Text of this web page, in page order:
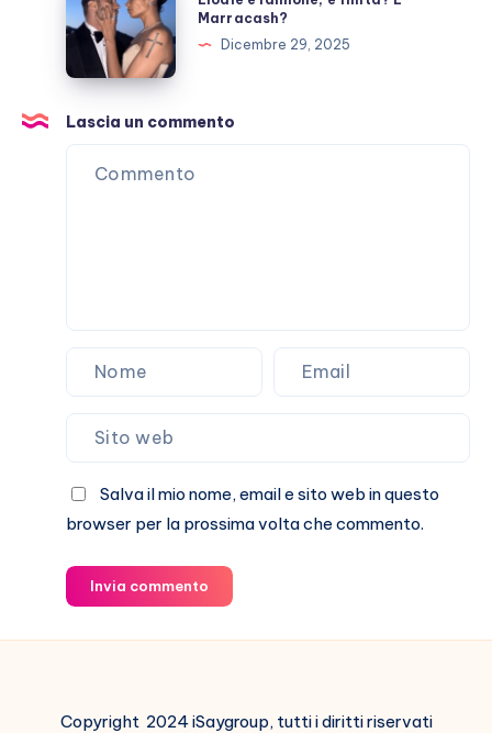
Pausini?
e
Iannone,
finita?
E
Marracash?
Marracash?
Dicembre 29, 2025
Lascia un commento
Salva il mio nome, email e sito web in questo
browser per la prossima volta che commento.
Invia commento
Copyright 2024 iSaygroup, tutti i diritti riservati